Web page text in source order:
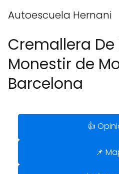
Autoescuela Hernani
Cremallera
Monestir de
Barcelona
👍
📌